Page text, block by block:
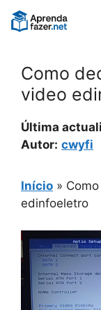
Pular
para
Como
video
Última
Autor: cwyfi
Início »
edinfoeletro